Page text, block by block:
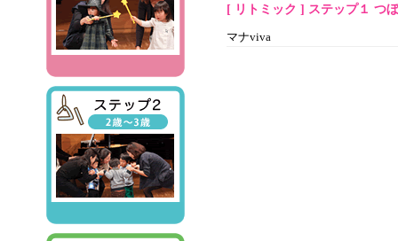
[ リトミック ] ステップ１ つ
マナviva